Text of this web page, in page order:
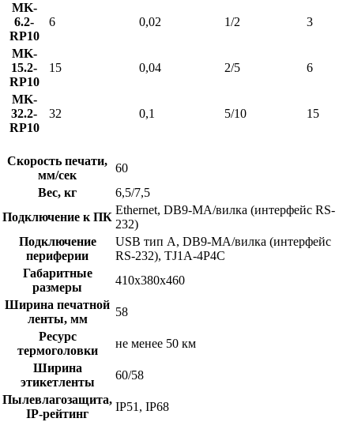
MK-
6.2-
RP10
6 0,02 1/2 3
MK-
15.2-
RP10
15 0,04 2/5 6
MK-
32.2-
RP10
32 0,1 5/10 15
Скорость печати,
мм/сек
60
Вес, кг
6,5/7,5
Подключение к ПК
Ethernet, DB9-MА/вилка (интерфейс RS-
232)
Подключение
периферии
USB тип А, DB9-MА/вилка (интерфейс
RS-232), TJ1A-4P4C
Габаритные
размеры
410х380х460
Ширина печатной
ленты, мм
58
Ресурс
термоголовки
не менее 50 км
Ширина
этикетленты
60/58
Пылевлагозащита,
IP-рейтинг
IP51, IP68